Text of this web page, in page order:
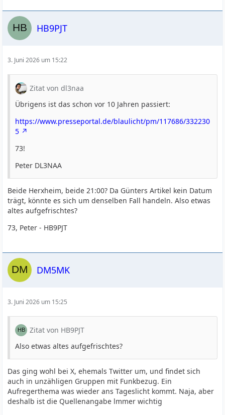
HB9PJT
3. Juni 2026 um 15:22
Zitat von dl3naa
Übrigens ist das schon vor 10 Jahren passiert:
https://www.presseportal.de/blaulicht/pm/117686/332230
5
73!
Peter DL3NAA
Beide Herxheim, beide 21:00? Da Günters Artikel kein Datum
trägt, könnte es sich um denselben Fall handeln. Also etwas
altes aufgefrischtes?
73, Peter - HB9PJT
DM5MK
3. Juni 2026 um 15:25
Zitat von HB9PJT
Also etwas altes aufgefrischtes?
Das ging wohl bei X, ehemals Twitter um, und findet sich
auch in unzähligen Gruppen mit Funkbezug. Ein
Aufregerthema was wieder ans Tageslicht kommt. Naja, aber
deshalb ist die Quellenangabe lmmer wichtig